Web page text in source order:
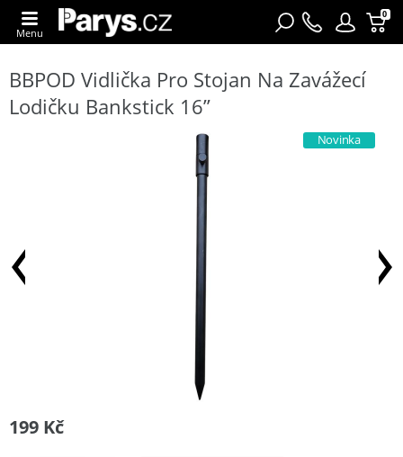
0
Menu
BBPOD Vidlička Pro Stojan Na Zavážecí
Lodičku Bankstick 16”
Novinka
199 Kč